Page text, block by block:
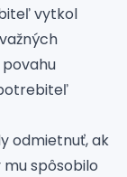
vytkol
odmietnuť, ak
spôsobilo